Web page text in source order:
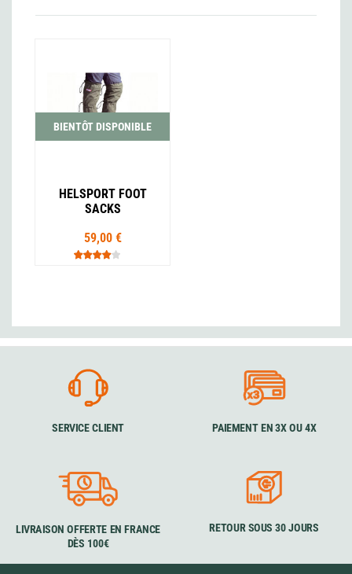
BIENTÔT DISPONIBLE
HELSPORT FOOT
SACKS
59,00 €
SERVICE CLIENT PAIEMENT EN 3X OU 4X
LIVRAISON OFFERTE EN FRANCE
DÈS 100€
RETOUR SOUS 30 JOURS